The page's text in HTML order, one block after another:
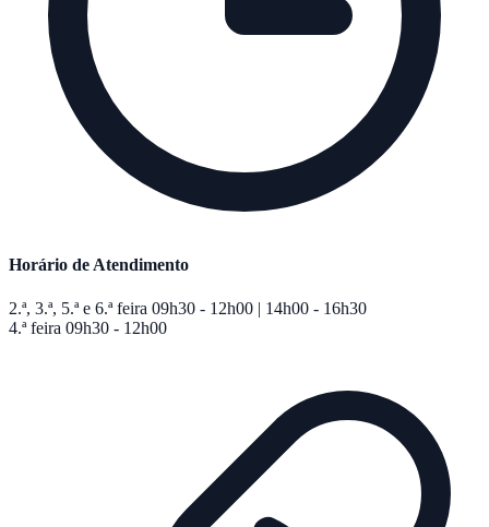
Horário de Atendimento
2.ª, 3.ª, 5.ª e 6.ª feira 09h30 - 12h00 | 14h00 - 16h30
4.ª feira 09h30 - 12h00